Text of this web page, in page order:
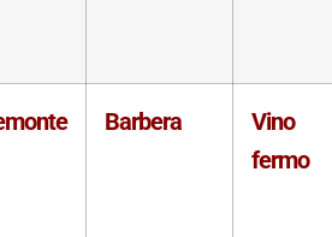
Barbera
Vino
fermo